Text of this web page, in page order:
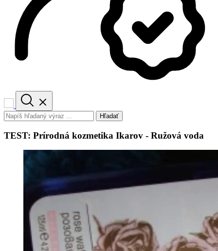
Hľadať
TEST: Prírodná kozmetika Ikarov - Ružová voda